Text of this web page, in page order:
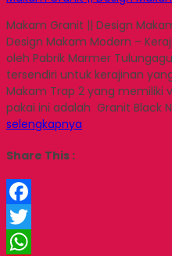
Makam Granit || Design
Design Makam Modern –
oleh Pabrik Marmer
tersendiri untuk kerajinan
Makam Trap 2 yang memiliki
pakai ini adalah Granit Black
selengkapnya
Share This :
Facebook
Twitter